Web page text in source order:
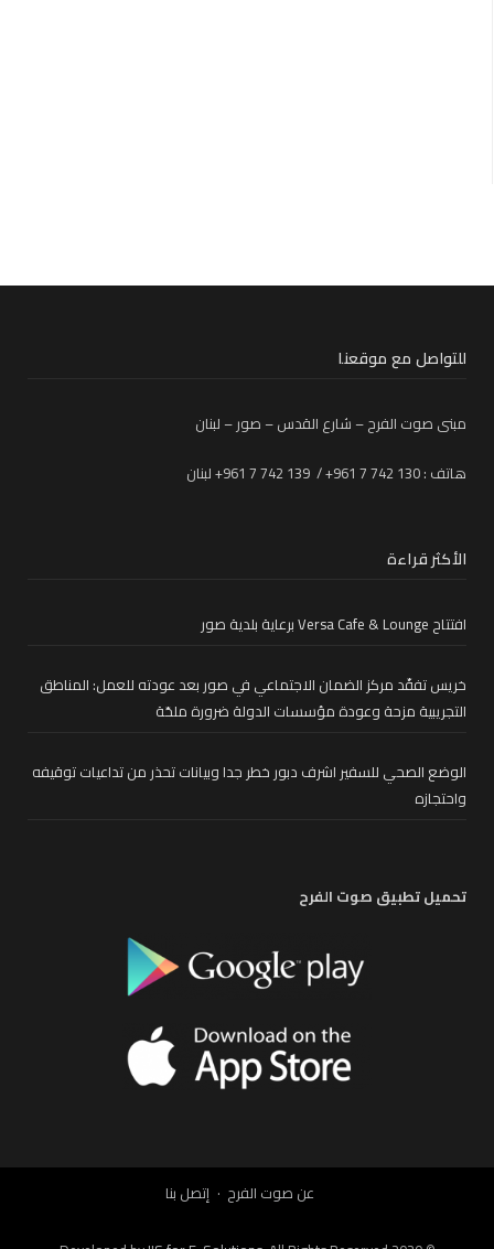
للتواصل مع موقعنا
مبنى صوت الفرح – شارع القدس – صور – لبنان
هاتف : 130 742 7 961+ / 139 742 7 961+ لبنان
الأكثر قراءة
افتتاح Versa Cafe & Lounge برعاية بلدية صور
خريس تفقّد مركز الضمان الاجتماعي في صور بعد عودته للعمل: المناطق
التجريبية مزحة وعودة مؤسسات الدولة ضرورة ملحّة
الوضع الصحي للسفير اشرف دبور خطر جدا وبيانات تحذر من تداعيات توقيفه
واحتجازه
تحميل تطبيق صوت الفرح
عن صوت الفرح إتصل بنا